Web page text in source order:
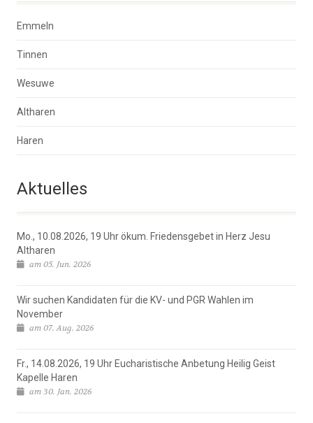
Emmeln
Tinnen
Wesuwe
Altharen
Haren
Aktuelles
Mo., 10.08.2026, 19 Uhr ökum. Friedensgebet in Herz Jesu
Altharen
am 05. Jun. 2026
Wir suchen Kandidaten für die KV- und PGR Wahlen im
November
am 07. Aug. 2026
Fr., 14.08.2026, 19 Uhr Eucharistische Anbetung Heilig Geist
Kapelle Haren
am 30. Jan. 2026